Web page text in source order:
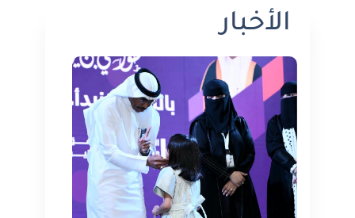
الأخبار